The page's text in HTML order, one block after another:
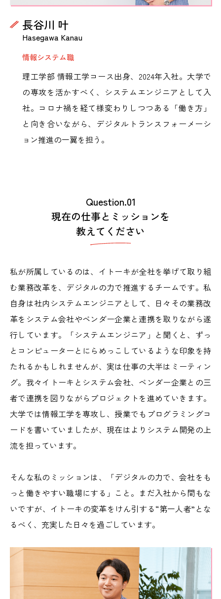
長谷川 叶
Hasegawa Kanau
情報システム職
理工学部 情報工学コース出身、2024年入社。大学で
の専攻を活かすべく、システムエンジニアとして入
社。コロナ禍を経て様変わりしつつある「働き方」
と向き合いながら、デジタルトランスフォーメーシ
ョン推進の一翼を担う。
Question.01
現在の仕事とミッションを
教えてください
私が所属しているのは、イトーキが全社を挙げて取り組
む業務改革を、デジタルの力で推進するチームです。私
自身は社内システムエンジニアとして、日々その業務改
革をシステム会社やベンダー企業と連携を取りながら遂
行しています。「システムエンジニア」と聞くと、ずっ
とコンピューターとにらめっこしているような印象を持
たれるかもしれませんが、実は仕事の大半はミーティン
グ。我々イトーキとシステム会社、ベンダー企業との三
者で連携を図りながらプロジェクトを進めていきます。
大学では情報工学を専攻し、授業でもプログラミングコ
ードを書いていましたが、現在はよりシステム開発の上
流を担っています。
そんな私のミッションは、「デジタルの力で、会社をも
っと働きやすい職場にする」こと。まだ入社から間もな
いですが、イトーキの変革をけん引する“第一人者”とな
るべく、充実した日々を過ごしています。